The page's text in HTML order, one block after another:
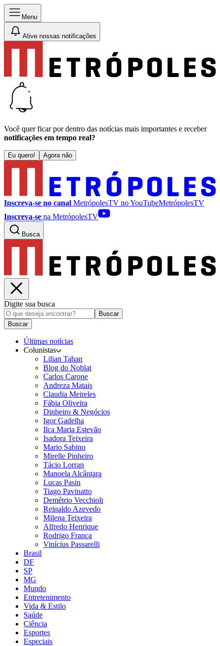
Menu
Ative nossas notificações
Você quer ficar por dentro das notícias mais importantes e receber
notificações em tempo real?
Eu quero! Agora não
Inscreva-se no canal MetrópolesTV noYouTubeMetrópolesTV
Inscreva-se na MetrópolesTV
Busca
Digite sua busca
Buscar
Buscar
Últimas notícias
Colunistas
Lilian Tahan
Blog do Noblat
Carlos Carone
Andreza Matais
Claudia Meireles
Fábia Oliveira
Dinheiro & Negócios
Igor Gadelha
Ilca Maria Estevão
Isadora Teixeira
Mario Sabino
Mirelle Pinheiro
Tácio Lorran
Manoela Alcântara
Lucas Pasin
Tiago Pavinatto
Demétrio Vecchioli
Reinaldo Azevedo
Milena Teixeira
Alfredo Henrique
Rodrigo França
Vinícius Passarelli
Brasil
DF
SP
MG
Mundo
Entretenimento
Vida & Estilo
Saúde
Ciência
Esportes
Especiais